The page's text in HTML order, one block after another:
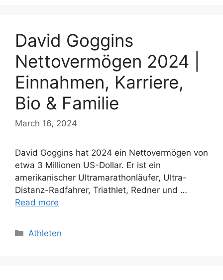
David Goggins
Nettovermögen 2024 |
Einnahmen, Karriere,
Bio & Familie
March 16, 2024
David Goggins hat 2024 ein Nettovermögen von
etwa 3 Millionen US-Dollar. Er ist ein
amerikanischer Ultramarathonläufer, Ultra-
Distanz-Radfahrer, Triathlet, Redner und …
Read more
Categories
Athleten